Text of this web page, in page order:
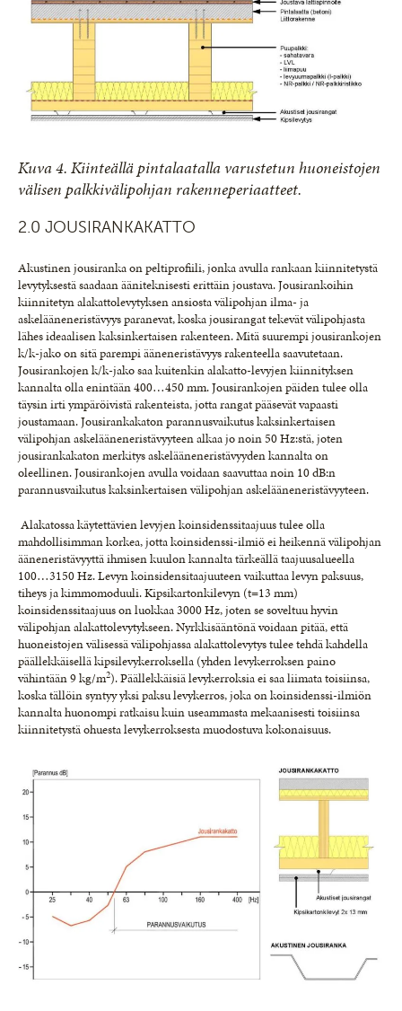
Kuva 4. Kiinteällä pintalaatalla varustetun huoneistojen
välisen palkkivälipohjan rakenneperiaatteet.
2.0 JOUSIRANKAKATTO
Akustinen jousiranka on peltiprofiili, jonka avulla rankaan kiinnitetystä
levytyksestä saadaan ääniteknisesti erittäin joustava. Jousirankoihin
kiinnitetyn alakattolevytyksen ansiosta välipohjan ilma- ja
askelääneneristävyys paranevat, koska jousirangat tekevät välipohjasta
lähes ideaalisen kaksinkertaisen rakenteen. Mitä suurempi jousirankojen
k/k-jako on sitä parempi ääneneristävyys rakenteella saavutetaan.
Jousirankojen k/k-jako saa kuitenkin alakatto-levyjen kiinnityksen
kannalta olla enintään 400…450 mm. Jousirankojen päiden tulee olla
täysin irti ympäröivistä rakenteista, jotta rangat pääsevät vapaasti
joustamaan. Jousirankakaton parannusvaikutus kaksinkertaisen
välipohjan askelääneneristävyyteen alkaa jo noin 50 Hz:stä, joten
jousirankakaton merkitys askelääneneristävyyden kannalta on
oleellinen. Jousirankojen avulla voidaan saavuttaa noin 10 dB:n
parannusvaikutus kaksinkertaisen välipohjan askelääneneristävyyteen.
Alakatossa käytettävien levyjen koinsidenssitaajuus tulee olla
mahdollisimman korkea, jotta koinsidenssi-ilmiö ei heikennä välipohjan
ääneneristävyyttä ihmisen kuulon kannalta tärkeällä taajuusalueella
100…3150 Hz. Levyn koinsidensitaajuuteen vaikuttaa levyn paksuus,
tiheys ja kimmomoduuli. Kipsikartonkilevyn (t=13 mm)
koinsidenssitaajuus on luokkaa 3000 Hz, joten se soveltuu hyvin
välipohjan alakattolevytykseen. Nyrkkisääntönä voidaan pitää, että
huoneistojen välisessä välipohjassa alakattolevytys tulee tehdä kahdella
päällekkäisellä kipsilevykerroksella (yhden levykerroksen paino
vähintään 9 kg/m2). Päällekkäisiä levykerroksia ei saa liimata toisiinsa,
koska tällöin syntyy yksi paksu levykerros, joka on koinsidenssi-ilmiön
kannalta huonompi ratkaisu kuin useammasta mekaanisesti toisiinsa
kiinnitetystä ohuesta levykerroksesta muodostuva kokonaisuus.